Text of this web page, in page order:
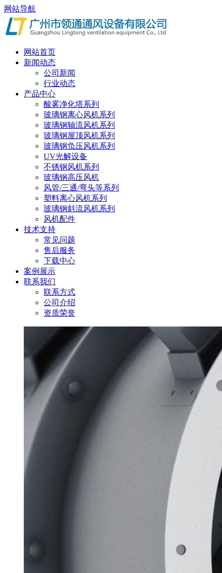
网站导航
网站首页
新闻动态
公司新闻
行业动态
产品中心
酸雾净化塔系列
玻璃钢离心风机系列
玻璃钢轴流风机系列
玻璃钢屋顶风机系列
玻璃钢负压风机系列
UV光解设备
不锈钢风机系列
玻璃钢高压风机
风管/三通/弯头等系列
塑料离心风机系列
玻璃钢斜流风机系列
风机配件
技术支持
常见问题
售后服务
下载中心
案例展示
联系我们
联系方式
公司介绍
资质荣誉